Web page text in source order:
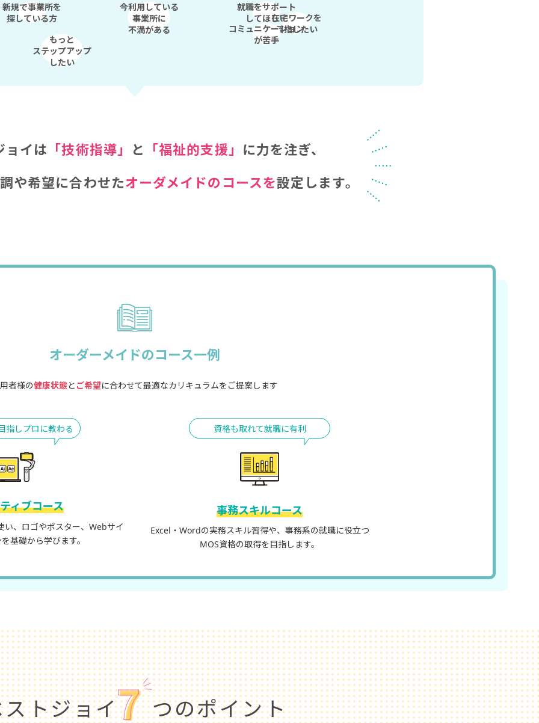
新規で事業所を
探している方
今利用している
事業所に
不満がある
就職をサポート
してほしい在宅ワークを
目指したい
コミュニケーション
が苦手
もっと
ステップアップ
したい
ョイは 「技術指導」 と 「福祉的支援」 に力を注ぎ、
や希望に合わせたオーダメイドのコースを設定します。
オーダーメイドのコース一例
者様の健康状態と ご希望に合わせて最適なカリキュラムをご提案します
指しプロに教わる
ィブコース
、ロゴやポスター、Webサイ
基礎から学びます。
資格も取れて就職に有利
事務スキルコース
Excel・Wordの実務スキル習得や、事務系の就職に役立つ
MOS資格の取得を目指します。
トジョイ つのポイント